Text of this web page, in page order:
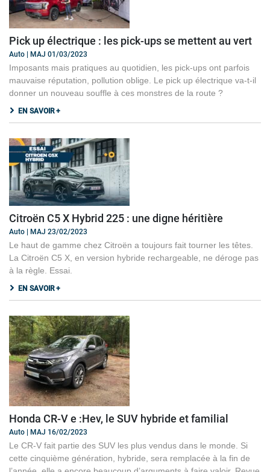
Pick up électrique : les pick-ups se mettent au vert
Auto | MAJ 01/03/2023
Imposants mais pratiques au quotidien, les pick-ups ont parfois
mauvaise réputation, pollution oblige. Le pick up électrique va-t-il
donner un nouveau souffle à ces monstres de la route ?
EN SAVOIR +
Citroën C5 X Hybrid 225 : une digne héritière
Auto | MAJ 23/02/2023
Le haut de gamme chez Citroën a toujours fait tourner les têtes.
La Citroën C5 X, en version hybride rechargeable, ne déroge pas
à la règle. Essai.
EN SAVOIR +
Honda CR-V e :Hev, le SUV hybride et familial
Auto | MAJ 16/02/2023
Le CR-V fait partie des SUV les plus vendus dans le monde. Si
cette cinquième génération, hybride, sera remplacée à la fin de